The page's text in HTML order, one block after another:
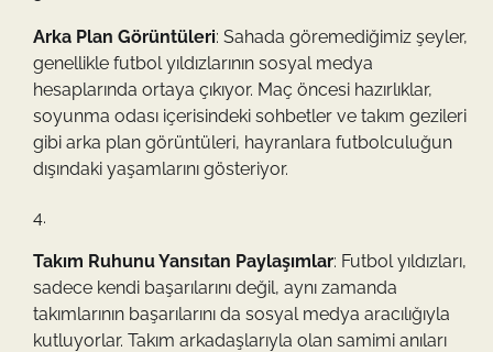
Arka Plan Görüntüleri: Sahada göremediğimiz şeyler,
genellikle futbol yıldızlarının sosyal medya
hesaplarında ortaya çıkıyor. Maç öncesi hazırlıklar,
soyunma odası içerisindeki sohbetler ve takım gezileri
gibi arka plan görüntüleri, hayranlara futbolculuğun
dışındaki yaşamlarını gösteriyor.
Takım Ruhunu Yansıtan Paylaşımlar: Futbol yıldızları,
sadece kendi başarılarını değil, aynı zamanda
takımlarının başarılarını da sosyal medya aracılığıyla
kutluyorlar. Takım arkadaşlarıyla olan samimi anıları